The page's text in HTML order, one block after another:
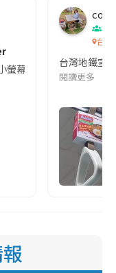
螢幕啦!這次的劇本改編
co
吹
台灣
台灣地鐵宣
閱讀更多